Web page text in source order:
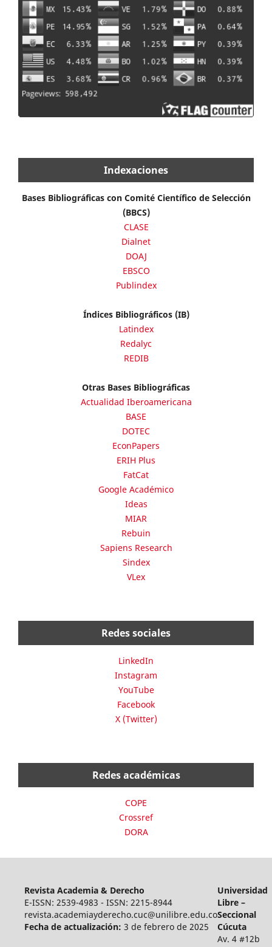
Indexaciones
Bases Bibliográficas con Comité Científico de Selección
(BBCS)
CLASE
Dialnet
DOAJ
EBSCO
Publindex
Índices Bibliográficos (IB)
Latindex
Redalyc
REDIB
Otras Bases Bibliográficas
Actualidad Iberoamericana
BASE
DOTEC
EconPapers
ERIH Plus
FatCat
Google Académico
Ideas
MIAR
Rebuin
Sapiens Research
Sindex
VLex
Redes sociales
LinkedIn
Instagram
YouTube
Facebook
X (Twitter)
Redes académicas
COPE
Crossref
DORA
Revista Academia & Derecho
E-ISSN: 2539-4983 - ISSN: 2215-8944
revista.academiayderecho.cuc@unilibre.edu.co
Fecha de actualización: 3 de febrero de 2025
Universidad
Libre –
Seccional
Cúcuta
Av. 4 #12b